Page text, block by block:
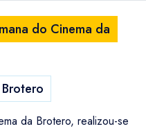
do Cinema da
da Brotero, realizou-se